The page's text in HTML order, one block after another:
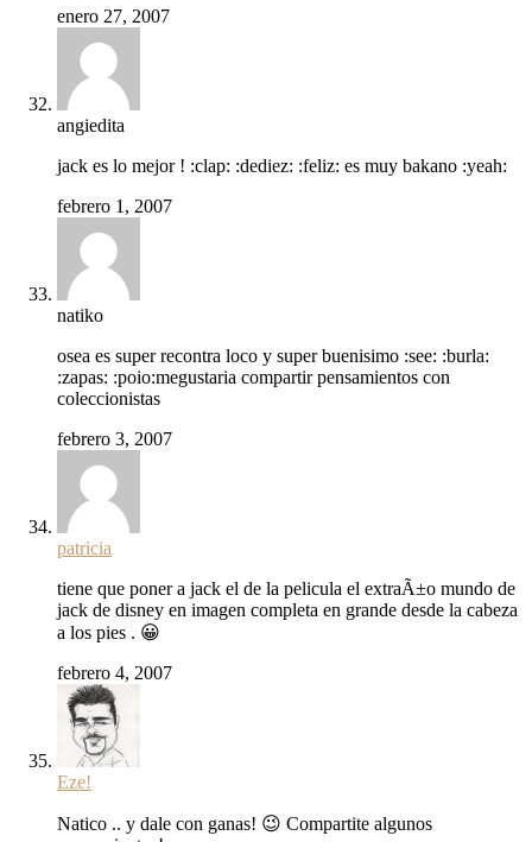
enero 27, 2007
angiedita
jack es lo mejor ! :clap: :dediez: :feliz: es muy bakano :yeah:
febrero 1, 2007
natiko
osea es super recontra loco y super buenisimo :see: :burla:
:zapas: :poio:megustaria compartir pensamientos con
coleccionistas
febrero 3, 2007
patricia
tiene que poner a jack el de la pelicula el extraÃ±o mundo de
jack de disney en imagen completa en grande desde la cabeza
a los pies . 😀
febrero 4, 2007
Eze!
Natico .. y dale con ganas! 😉 Compartite algunos